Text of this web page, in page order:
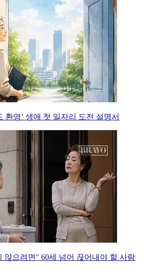
환영’ 생애 첫 일자리 도전 설명서
않으려면" 60세 넘어 끊어내야 할 사람